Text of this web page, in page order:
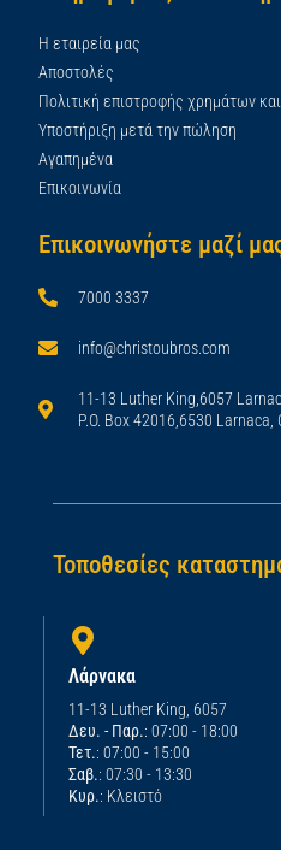
Η εταιρεία μας
Αποστολές
Πολιτική επιστροφής χρημάτων
Υποστήριξη μετά την πώληση
Αγαπημένα
Επικοινωνία
Επικοινωνήστε μαζί
7000 3337
info@christoubros.com
11-13 Luther King,6057
P.O. Box 42016,6530 Larnaca,
Τοποθεσίες
Λάρνακα
11-13 Luther King, 6057
Δευ. - Παρ.: 07:00 - 18:00
Τετ.: 07:00 - 15:00
Σαβ.: 07:30 - 13:30
Κυρ.: Κλειστό